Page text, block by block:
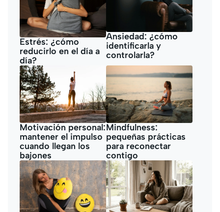
Estrés: ¿cómo
reducirlo en el día a
día?
Ansiedad: ¿cómo
identificarla y
controlarla?
Motivación personal:
mantener el impulso
cuando llegan los
bajones
Mindfulness:
pequeñas prácticas
para reconectar
contigo